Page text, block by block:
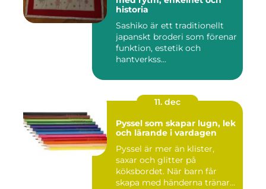
historia
Sashiko är ett traditionellt
japanskt broderi som förenar
funktion, estetik och
hantverkss...
11. dec
Pyssel som skapar lugn, lek
och lärande i vardagen
Pyssel är mer än klister,
saxar och glitter på
köksbordet. När barn får
skapa med händerna tränar